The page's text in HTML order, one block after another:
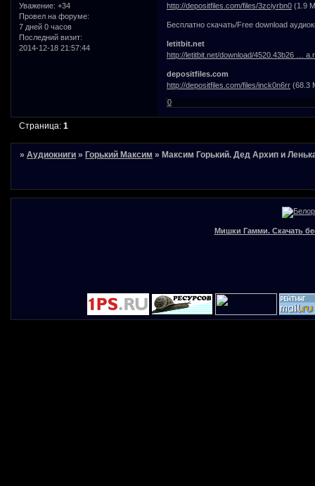
Уважение: +34
Провел на форуме:
7 дней 0 часов
Последний визит:
2014-12-18 21:57:44
http://depositfiles.com/files/3zciyrbn0 (1.9
Бесплатно скачать/Free download
letitbit.net
http://letitbit.net/download/4520.43b26 …
depositfiles.com
http://depositfiles.com/files/inck0n6rr (68.3
0
Страница:1
»Аудиокниги » Горький Максим » Максим Горький. Дед Архип и
Мишки Гамми. Скачать